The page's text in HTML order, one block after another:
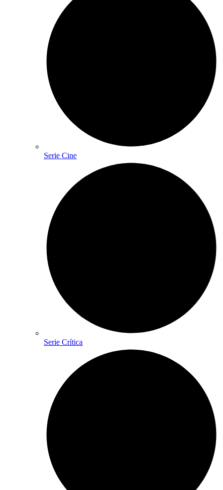
Serie Cine
Serie Crítica